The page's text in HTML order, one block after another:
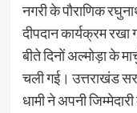
नगरी के पौराणिक
दीपदान कार्यक्रम रखा
बीते दिनों अल्मोड़ा के
चली गई। उत्तराखंड
धामी ने अपनी